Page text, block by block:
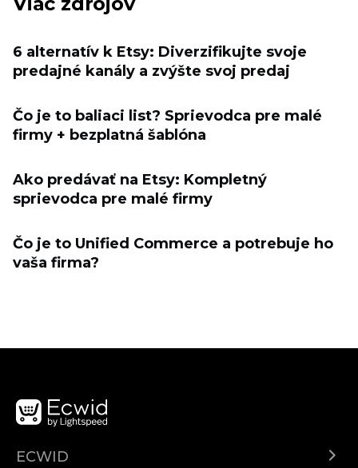
6 alternatív k Etsy: Diverzifikujte svoje
predajné kanály a zvýšte svoj predaj
Čo je to baliaci list? Sprievodca pre malé
firmy + bezplatná šablóna
Ako predávať na Etsy: Kompletný
sprievodca pre malé firmy
Čo je to Unified Commerce a potrebuje ho
vaša firma?
ECWID